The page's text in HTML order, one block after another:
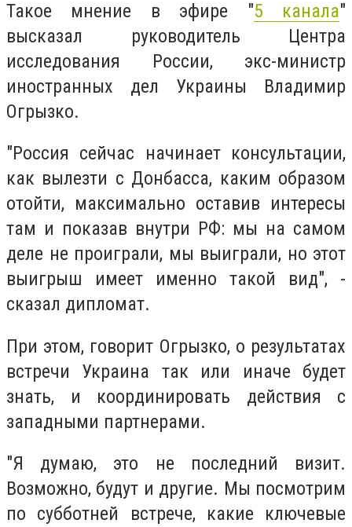
Такое мнение в эфире "5 канала"
высказал руководитель Центра
исследования России, экс-министр
иностранных дел Украины Владимир
Огрызко.
"Россия сейчас начинает консультации,
как вылезти с Донбасса, каким образом
отойти, максимально оставив интересы
там и показав внутри РФ: мы на самом
деле не проиграли, мы выиграли, но этот
выигрыш имеет именно такой вид", -
сказал дипломат.
При этом, говорит Огрызко, о результатах
встречи Украина так или иначе будет
знать, и координировать действия с
западными партнерами.
"Я думаю, это не последний визит.
Возможно, будут и другие. Мы посмотрим
по субботней встрече, какие ключевые